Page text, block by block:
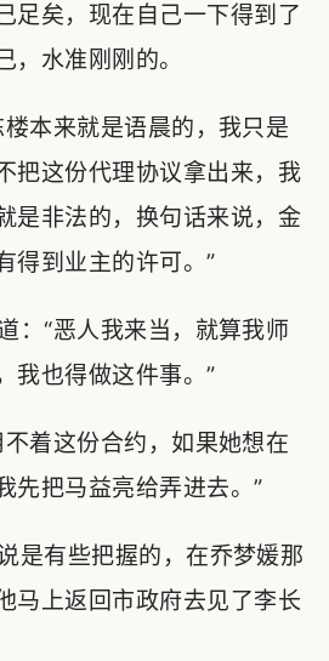
足矣，现在自己一下得到了
，水准刚刚的。
本来就是语晨的，我只是
把这份代理协议拿出来，我
是非法的，换句话来说，金
得到业主的许可。”
：“恶人我来当，就算我师
我也得做这件事。”
着这份合约，如果她想在
先把马益亮给弄进去。”
是有些把握的，在乔梦媛那
马上返回市政府去见了李长